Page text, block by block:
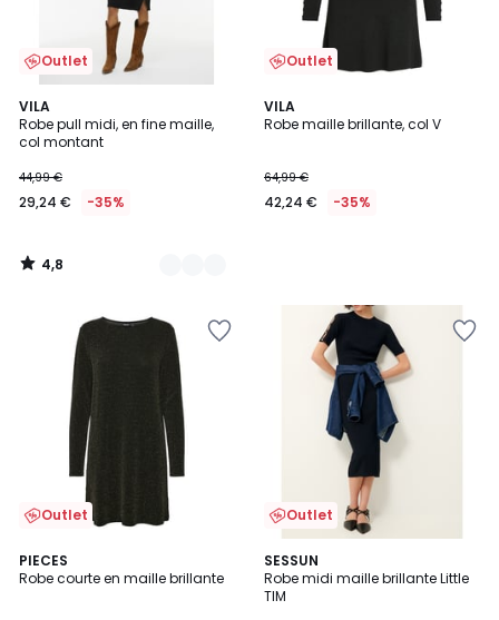
Outlet
VILA
Robe pull midi, en fine maille,
col montant
44,99 €
29,24 € -35%
4,8
/ 5
2
Couleurs
4,8
/
Outlet
VILA
Robe maille brillante, col V
64,99 €
42,24 € -35%
Outlet
PIECES
Robe courte en maille brillante
5
/
Outlet
SESSUN
Robe midi maille brillante Little
TIM